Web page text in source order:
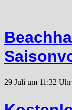
29 Juli um 11:32 Uhr